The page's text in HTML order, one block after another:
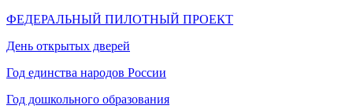
ФЕДЕРАЛЬНЫЙ ПИЛОТНЫЙ ПРОЕКТ
День открытых дверей
Год единства народов России
Год дошкольного образования